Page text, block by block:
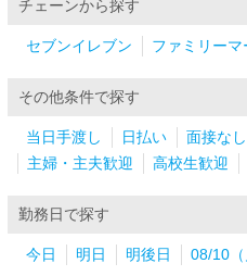
チェーンから探す
セブンイレブン ファミリーマ
その他条件で探す
当日手渡し 日払い 面接なし
主婦・主夫歓迎
高校生歓迎
勤務日で探す
今日 明日 明後日 08/10（